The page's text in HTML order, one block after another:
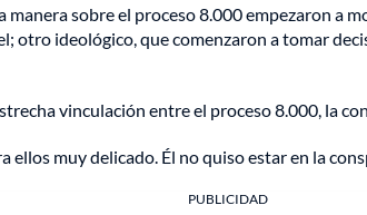
manera sobre el proceso 8.000 empezaron a
otro ideológico, que comenzaron a tomar
vinculación entre el proceso 8.000, la
ellos muy delicado. Él no quiso estar en la
PUBLICIDAD